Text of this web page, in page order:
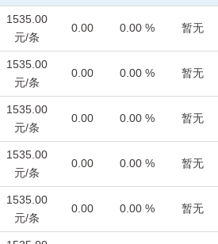
1535.00
元/条
0.00 0.00 % 暂无
1535.00
元/条
0.00 0.00 % 暂无
1535.00
元/条
0.00 0.00 % 暂无
1535.00
元/条
0.00 0.00 % 暂无
1535.00
元/条
0.00 0.00 % 暂无